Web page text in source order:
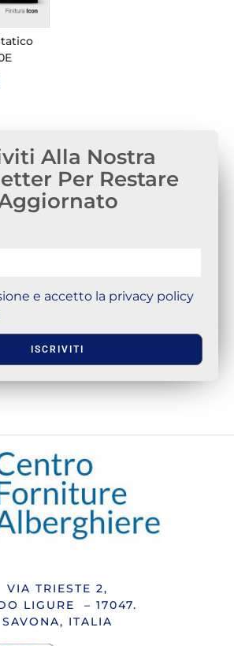
Alla Nostra
Per Restare
e accetto la privacy policy
ISCRIVITI
VIA TRIESTE 2,
LIGURE – 17047.
SAVONA, ITALIA